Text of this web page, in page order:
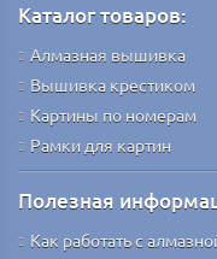
Каталог товаров:
Алмазная вышивка
Вышивка крестиком
Картины по номерам
Рамки для картин
Полезная
Как работать с